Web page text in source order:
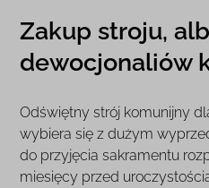
Zakup stroju,
dewocjonaliów
Odświętny strój komunijny
wybiera się z dużym
do przyjęcia sakramentu
miesięcy przed